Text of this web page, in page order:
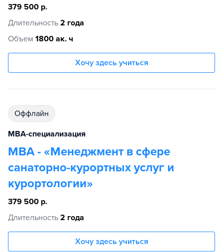
379 500 р.
Длительность 2 года
Объем 1800 ак. ч
Хочу здесь учиться
Оффлайн
MBA-специализация
МВА - «Менеджмент в сфере
санаторно-курортных услуг и
курортологии»
379 500 р.
Длительность 2 года
Хочу здесь учиться